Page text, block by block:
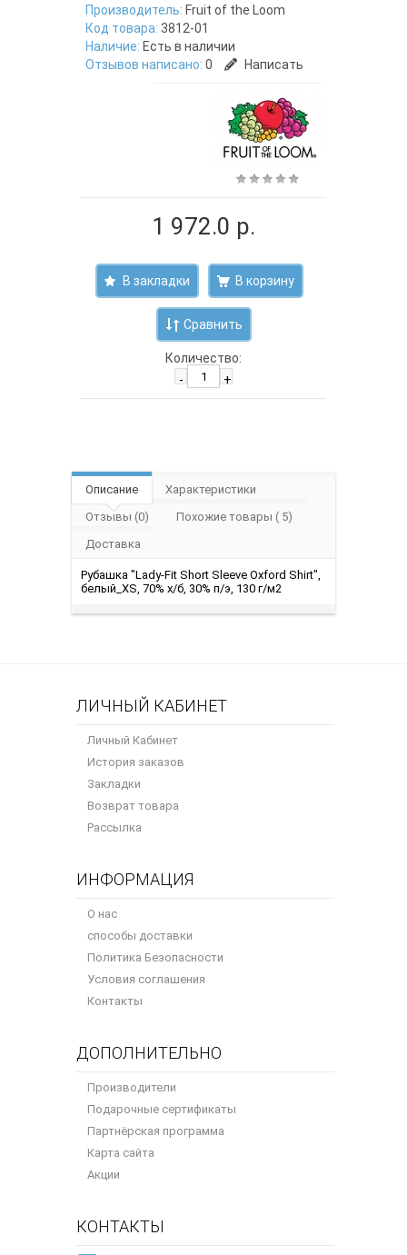
Производитель: Fruit of the Loom
Код товара: 3812-01
Наличие: Есть в наличии
Отзывов написано: 0 Написать
1 972.0 р.
В закладки
Сравнить
Количество:
-
+
Описание
Характеристики
Отзывы (0)
Похожие товары ( 5)
Доставка
Рубашка "Lady-Fit Short Sleeve Oxford Shirt",
белый_XS, 70% х/б, 30% п/э, 130 г/м2
ЛИЧНЫЙ КАБИНЕТ
Личный Кабинет
История заказов
Закладки
Возврат товара
Рассылка
ИНФОРМАЦИЯ
О нас
способы доставки
Политика Безопасности
Условия соглашения
Контакты
ДОПОЛНИТЕЛЬНО
Производители
Подарочные сертификаты
Партнёрская программа
Карта сайта
Акции
КОНТАКТЫ